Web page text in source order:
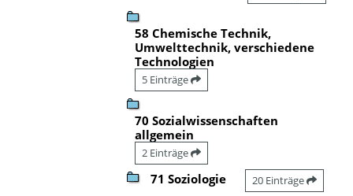
58 Chemische Technik,
Umwelttechnik, verschiedene
Technologien
5 Einträge
70 Sozialwissenschaften
allgemein
2 Einträge
71 Soziologie 20 Einträge